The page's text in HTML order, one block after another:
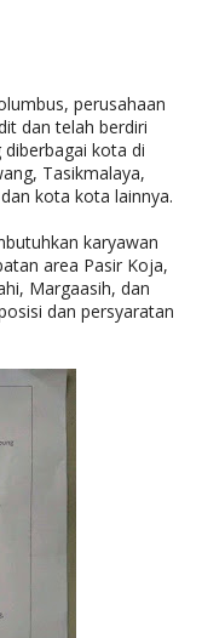
perusahaan
dan telah berdiri
kota di
Tasikmalaya,
kota kota lainnya.
karyawan
area Pasir Koja,
Margaasih, dan
dan persyaratan